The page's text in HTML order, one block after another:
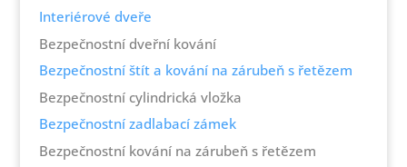
Interiérové dveře
Bezpečnostní dveřní kování
Bezpečnostní štít a kování na zárubeň s řetězem
Bezpečnostní cylindrická vložka
Bezpečnostní zadlabací zámek
Bezpečnostní kování na zárubeň s řetězem